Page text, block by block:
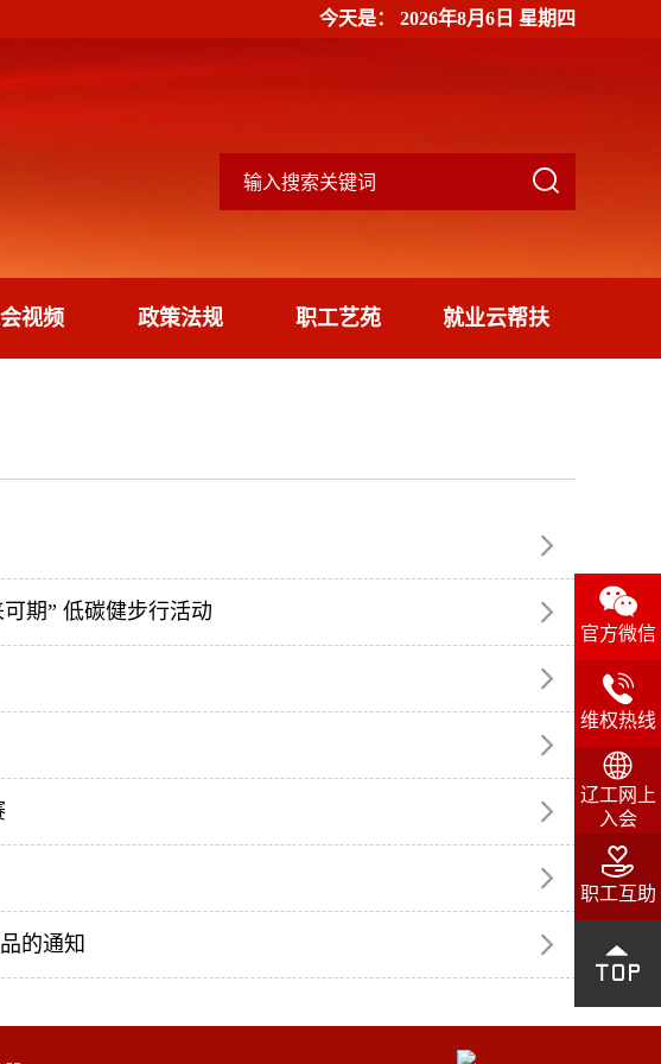

官方微信

维权热线

辽工网上
入会

职工互助

今天是： 2026年8月6日 星期四

视频 政策法规 职工艺苑 就业云帮扶

期” 低碳健步行活动 




的通知 